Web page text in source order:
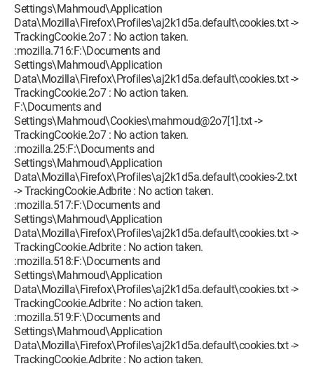
Settings\Mahmoud\Application
Data\Mozilla\Firefox\Profiles\aj2k1d5a.default\cookies.txt ->
TrackingCookie.2o7 : No action taken.
:mozilla.716:F:\Documents and
Settings\Mahmoud\Application
Data\Mozilla\Firefox\Profiles\aj2k1d5a.default\cookies.txt ->
TrackingCookie.2o7 : No action taken.
F:\Documents and
Settings\Mahmoud\Cookies\mahmoud@2o7[1].txt ->
TrackingCookie.2o7 : No action taken.
:mozilla.25:F:\Documents and
Settings\Mahmoud\Application
Data\Mozilla\Firefox\Profiles\aj2k1d5a.default\cookies-2.txt
-> TrackingCookie.Adbrite : No action taken.
:mozilla.517:F:\Documents and
Settings\Mahmoud\Application
Data\Mozilla\Firefox\Profiles\aj2k1d5a.default\cookies.txt ->
TrackingCookie.Adbrite : No action taken.
:mozilla.518:F:\Documents and
Settings\Mahmoud\Application
Data\Mozilla\Firefox\Profiles\aj2k1d5a.default\cookies.txt ->
TrackingCookie.Adbrite : No action taken.
:mozilla.519:F:\Documents and
Settings\Mahmoud\Application
Data\Mozilla\Firefox\Profiles\aj2k1d5a.default\cookies.txt ->
TrackingCookie.Adbrite : No action taken.